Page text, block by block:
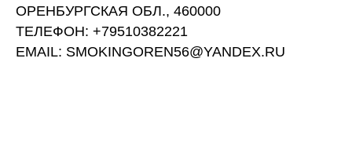
ОРЕНБУРГСКАЯ ОБЛ., 460000
ТЕЛЕФОН: +79510382221
EMAIL: SMOKINGOREN56@YANDEX.RU